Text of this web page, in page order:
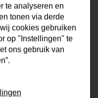
0x0x0 cm
schilderij van onze
te analyseren en
tonen via derde
cookies gebruiken
op "Instellingen" te
ons gebruik van